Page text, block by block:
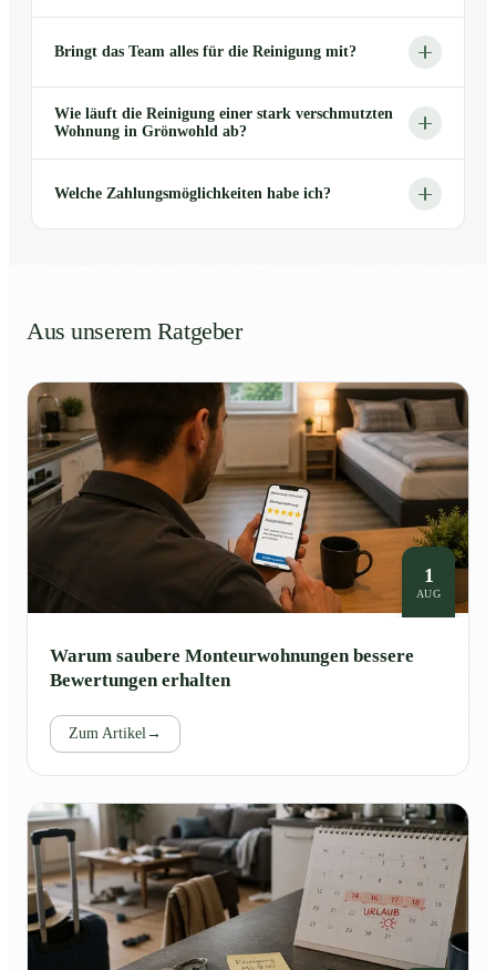
Bringt das Team alles für die Reinigung mit?
Wie läuft die Reinigung einer stark verschmutzten
Wohnung in Grönwohld ab?
Welche Zahlungsmöglichkeiten habe ich?
Aus unserem Ratgeber
1
AUG
Warum saubere Monteurwohnungen bessere
Bewertungen erhalten
Zum Artikel→